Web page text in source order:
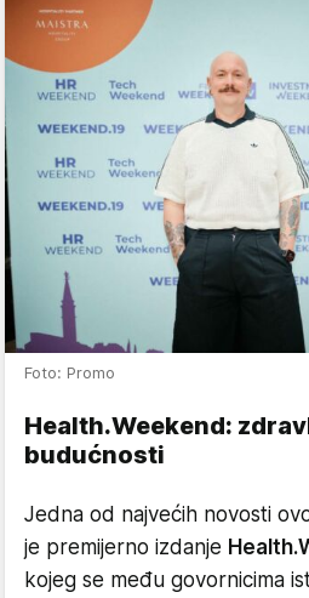
Foto: Promo
Health.Weekend:
budućnosti
Jedna od najvećih novosti
je premijerno izdanje
kojeg se među govornicima